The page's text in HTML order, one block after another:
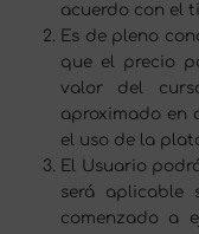
acuerdo con el
Es de pleno
que el precio
valor del
aproximado en
el uso de la
El Usuario
será aplicable
comenzado a